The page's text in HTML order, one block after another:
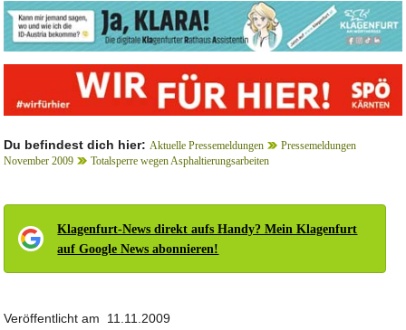
Du befindest dich hier: Aktuelle Pressemeldungen
Pressemeldungen
November 2009
Totalsperre wegen Asphaltierungsarbeiten
Klagenfurt-News direkt aufs Handy? Mein Klagenfurt
auf Google News abonnieren!
Veröffentlicht am 11.11.2009